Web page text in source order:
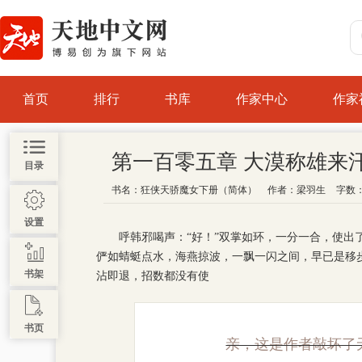
首页 排行 书库 作家中心 作家
目录
设置
书架
书页
第一百零五章 大漠称雄来
书名： 狂侠天骄魔女下册（简体） 作者： 梁羽生 字数
呼韩邪喝声：“好！”双掌如环，一分一合，使
俨如蜻蜓点水，海燕掠波，一飘一闪之间，早已是
沾即退，招数都没有使
亲，这是作者敲坏